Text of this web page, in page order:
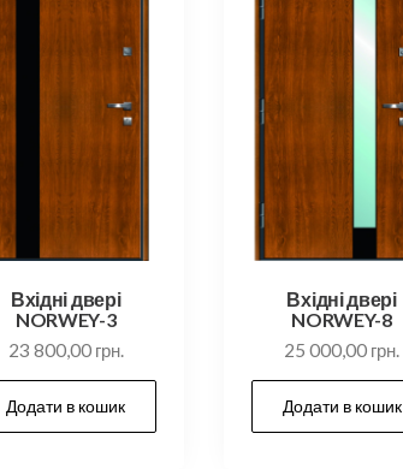
Вхідні двері
NORWEY-3
23 800,00 грн.
Додати в кошик
Вхідні двері
NORWEY-8
25 000,00 грн.
Додати в кошик